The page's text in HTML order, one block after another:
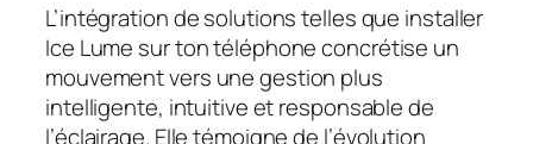
L’intégration de solutions telles que installer
Ice Lume sur ton téléphone concrétise un
mouvement vers une gestion plus
intelligente, intuitive et responsable de
l’éclairage. Elle témoigne de l’évolution